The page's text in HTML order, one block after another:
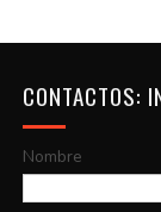
CONTACTOS:
Nombre